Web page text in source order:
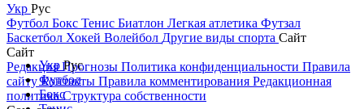
Укр Рус
Футбол Бокс Тенис Биатлон Легкая атлетика Футзал
Баскетбол Хокей Волейбол Другие виды спорта Сайт
Сайт
РедакцияПрогнозы Политика конфиденциальности Правила
сайтуКонтакты Правила комментирования Редакционная
политикаСтруктура собственности
УкрРус
Футбол
Бокс